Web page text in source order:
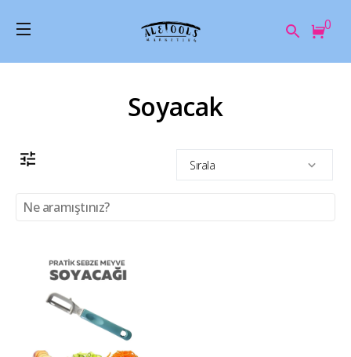
0
Soyacak
Sırala